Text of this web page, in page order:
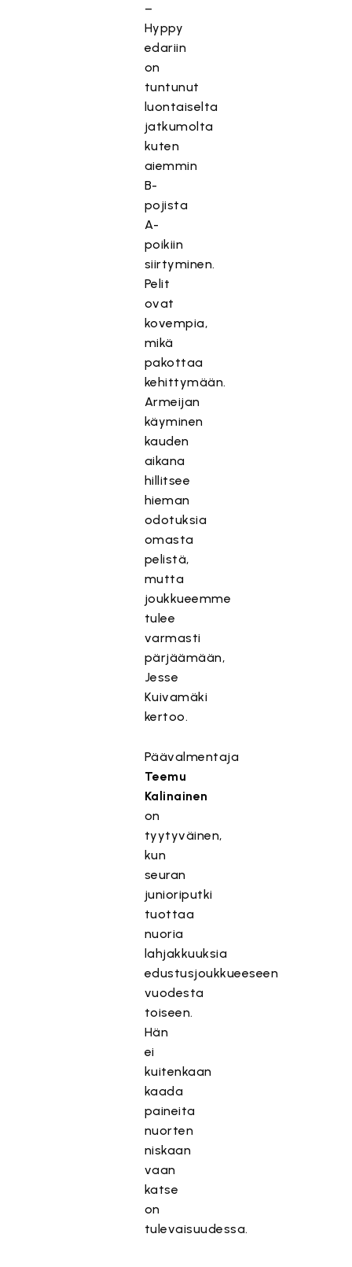
–
Hyppy
edariin
on
tuntunut
luontaiselta
jatkumolta
kuten
aiemmin
B-
pojista
A-
poikiin
siirtyminen.
Pelit
ovat
kovempia,
mikä
pakottaa
kehittymään.
Armeijan
käyminen
kauden
aikana
hillitsee
hieman
odotuksia
omasta
pelistä,
mutta
joukkueemme
tulee
varmasti
pärjäämään,
Jesse
Kuivamäki
kertoo.
Päävalmentaja
Teemu
Kalinainen
on
tyytyväinen,
kun
seuran
junioriputki
tuottaa
nuoria
lahjakkuuksia
edustusjoukkueeseen
vuodesta
toiseen.
Hän
ei
kuitenkaan
kaada
paineita
nuorten
niskaan
vaan
katse
on
tulevaisuudessa.